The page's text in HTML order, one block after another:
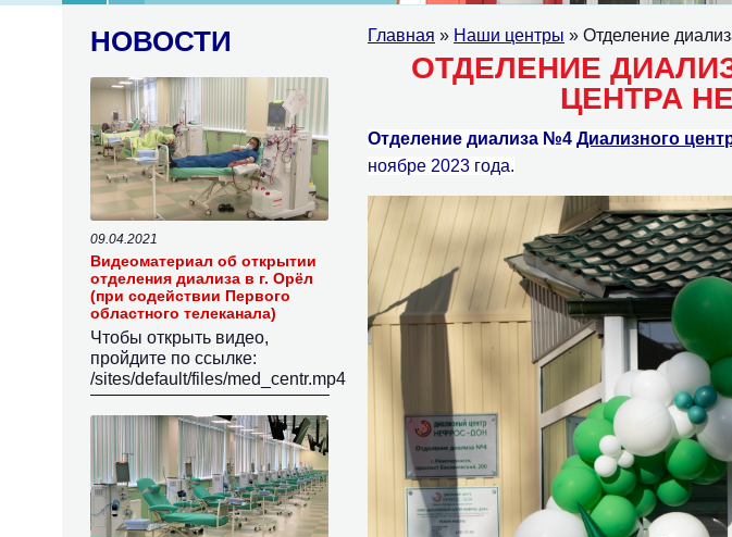
Главная » Наши центры » Отделение
ОТДЕЛЕНИЕ
ЦЕНТРА
Отделение диализа №4 Диализного
ноябре 2023 года.
НОВОСТИ
09.04.2021
Видеоматериал об открытии
отделения диализа в г. Орёл
(при содействии Первого
областного телеканала)
Чтобы открыть видео,
пройдите по ссылке:
/sites/default/files/med_centr.mp4